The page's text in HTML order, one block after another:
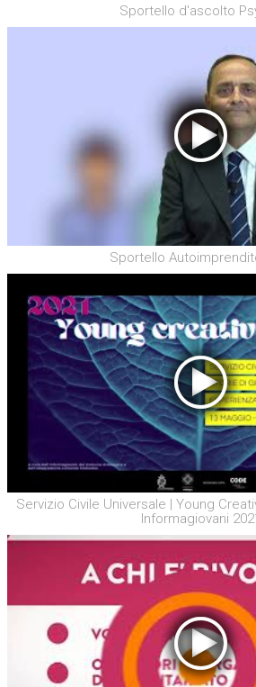
Sportello d'ascolto
Sportello
Servizio Civile Universale | Young
Informagiovani